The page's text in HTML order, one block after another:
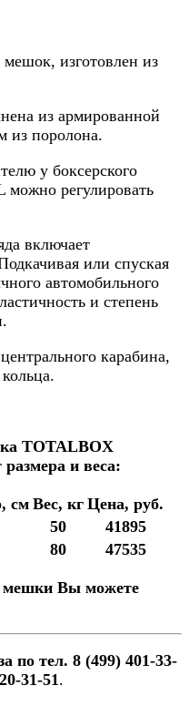
изготовлен из
из армированной
из поролона.
у боксерского
регулировать
включает
или спуская
автомобильного
и степень
карабина,
TOTALBOX
и веса:
см Вес, кг Цена, руб.
50
41895
80 47535
мешки Вы можете
по тел. 8 (499) 401-33-
31-51 .